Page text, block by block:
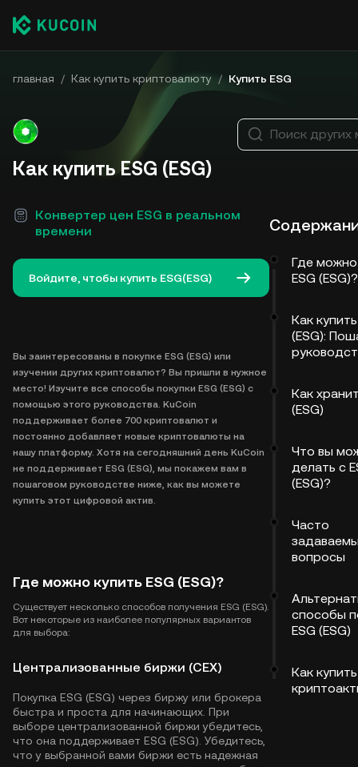
главная / Как купить криптовалюту / Купить ESG
Как купить ESG (ESG)
Конвертер цен ESG в реальном
времени
Войдите, чтобы купить ESG(ESG)
Вы заинтересованы в покупке ESG (ESG) или
изучении других криптовалют? Вы пришли в нужное
место! Изучите все способы покупки ESG (ESG) с
помощью этого руководства. KuCoin
поддерживает более 700 криптовалют и
постоянно добавляет новые криптовалюты на
нашу платформу. Хотя на сегодняшний день KuCoin
не поддерживает ESG (ESG), мы покажем вам в
пошаговом руководстве ниже, как вы можете
купить этот цифровой актив.
Где можно купить ESG (ESG)?
Существует несколько способов получения ESG (ESG).
Вот некоторые из наиболее популярных вариантов
для выбора:
Централизованные биржи (CEX)
Покупка ESG (ESG) через биржу или брокера
быстра и проста для начинающих. При
выборе централизованной биржи убедитесь,
что она поддерживает ESG (ESG). Убедитесь,
что у выбранной вами биржи есть надежная
Поиск других
Где можно
ESG (ESG)?
Как
(ESG):
Как
(ESG)
Что вы
делать с
(ESG)?
Часто
вопросы
способы
ESG (ESG)
Как